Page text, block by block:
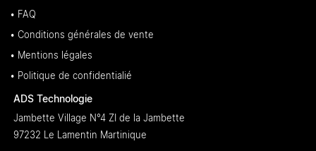
• FAQ
• Conditions générales de vente
• Mentions légales
• Politique de confidentialié
ADS Technologie
Jambette Village N°4 ZI de la Jambette
97232 Le Lamentin Martinique